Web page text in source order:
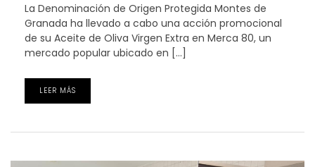
La Denominación de Origen Protegida Montes de
Granada ha llevado a cabo una acción promocional
de su Aceite de Oliva Virgen Extra en Merca 80, un
mercado popular ubicado en […]
LEER MÁS